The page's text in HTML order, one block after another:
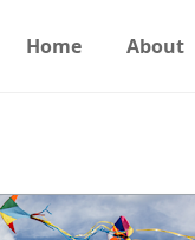
Home About